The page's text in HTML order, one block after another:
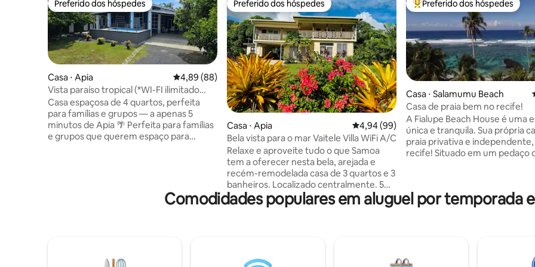
Preferido dos hóspedes
Preferido dos hóspedes
Casa ⋅ Apia 4,89 de uma avaliação média de 5, 88 avaliações
4,89 (88)
Vista paraíso tropical (*WI-FI ilimitado
GRATUITO*)
Casa espaçosa de 4 quartos, perfeita
para famílias e grupos — a apenas 5
minutos de Apia 🌴 Perfeita para famílias
e grupos que querem espaço para
aberto, uma cozinha totalmente
equipada e uma grande varanda coberta,
Wi-Fi gratuito e ilimitado ✔ Propriedade
Preferido dos hóspedes
Preferido dos hóspedes
Casa ⋅ Apia 4,94 de uma avaliação média de 5, 99
4,94 (99)
Bela vista para o mar Vaitele Villa WiFi A/C
Relaxe e aproveite tudo o que Samoa
tem a oferecer nesta bela, arejada e
recém-remodelada casa de 3 quartos e 3
banheiros. Localizado centralmente. 5
minutos de carro do centro de Apia. Meia
hora ou mais para praias imaculadas e
fechada aninhada nas alturas de Vaitele.
Entre os melhores preferidos
Preferido dos hóspedes
Casa ⋅ Salamumu Beach
Casa de praia bem no recife!
A Fialupe Beach House é uma
única e tranquila. Sua própria
praia privativa e
recife! Situado em um pedaço do
melhores da Ilha, com vistas
deslumbrantes para o mar e
ao seu redor. Possui um
Comodidades populares em aluguel por temporada